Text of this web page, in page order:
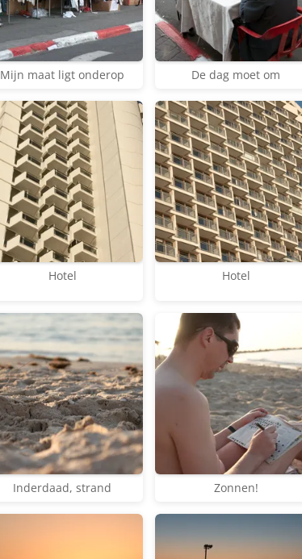
Mijn maat ligt onderop De dag moet om
Hotel Hotel
Inderdaad, strand Zonnen!